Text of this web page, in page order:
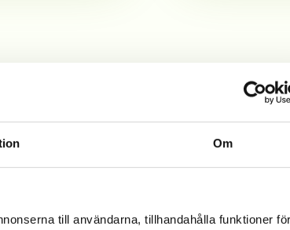
Om
till användarna, tillhandahålla funktioner för
användas